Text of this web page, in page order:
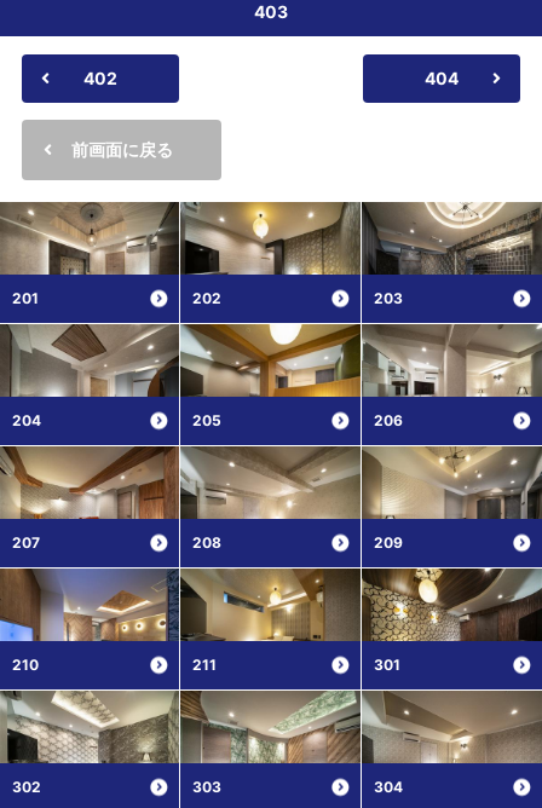
403
402 404
前画面に戻る
201 202 203
204 205 206
207 208 209
210 211 301
302 303 304